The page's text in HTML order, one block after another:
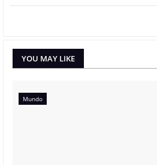
YOU MAY LIKE
Mundo